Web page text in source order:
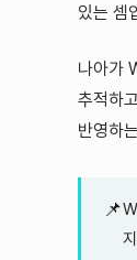
있는 셈
나아가
추적하
반영하
📌